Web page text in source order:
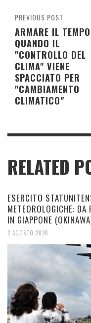
PREVIOUS POST
ARMARE IL
QUANDO IL
"CONTROLLO DEL
CLIMA" VIENE
SPACCIATO PER
"CAMBIAMENTO
CLIMATICO"
RELATED
ESERCITO
METEOROLOGICHE:
IN GIAPPONE
2 AGOSTO 2026